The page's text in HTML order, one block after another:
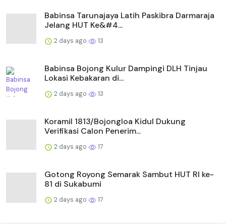
Babinsa Tarunajaya Latih Paskibra Darmaraja
Jelang HUT Ke&#4...
2 days ago 13
Babinsa Bojong Kulur Dampingi DLH Tinjau
Lokasi Kebakaran di...
2 days ago 13
Koramil 1813/Bojongloa Kidul Dukung
Verifikasi Calon Penerim...
2 days ago 17
Gotong Royong Semarak Sambut HUT RI ke-
81 di Sukabumi
2 days ago 17